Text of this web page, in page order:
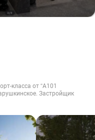
класса от “А101
Застройщик